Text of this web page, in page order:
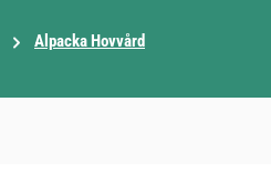
Alpacka Hovvård